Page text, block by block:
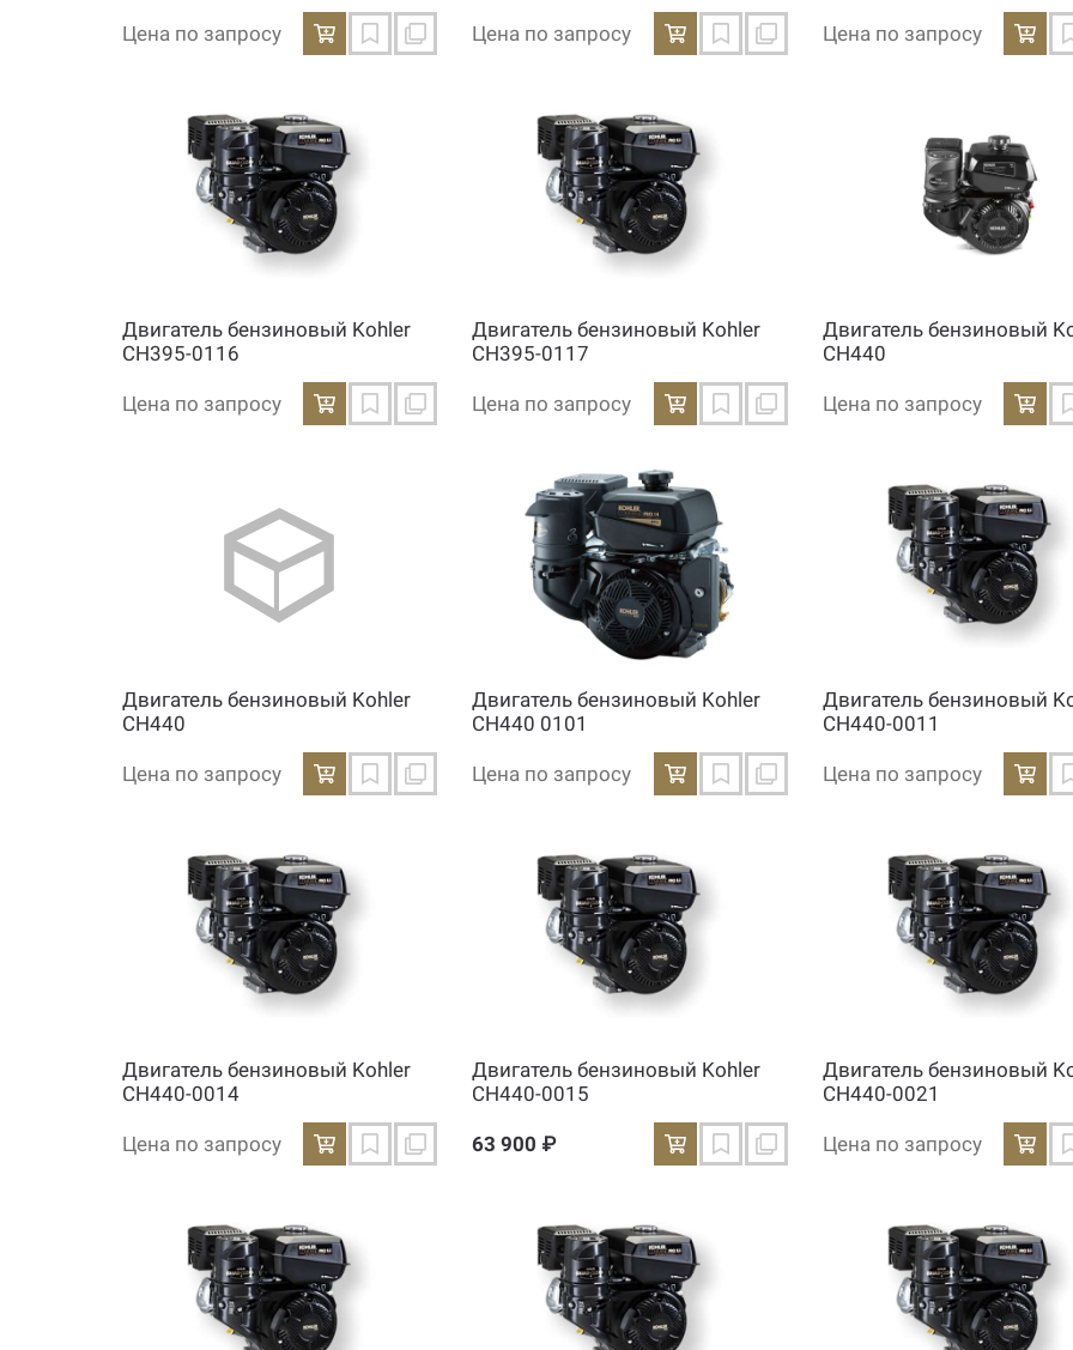
Цена по запросу Цена по запросу Цена по запросу
Двигатель бензиновый Kohler
CH395-0116
Цена по запросу
Двигатель бензиновый Kohler
CH395-0117
Цена по запросу
Двигатель бензиновый
CH440
Цена по запросу
Двигатель бензиновый Kohler
CH440
Цена по запросу
Двигатель бензиновый Kohler
CH440 0101
Цена по запросу
Двигатель бензиновый
CH440-0011
Цена по запросу
Двигатель бензиновый Kohler
CH440-0014
Цена по запросу
Двигатель бензиновый Kohler
CH440-0015
63 900 ₽
Двигатель бензиновый
CH440-0021
Цена по запросу